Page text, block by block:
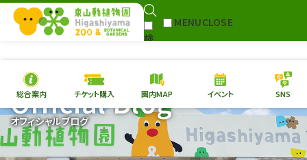
検
MENUCLOSE
本日の開園情報 チケ
園内MAP イベント
総合案内 チケット購入 園内MAP イベント SNS
オフィシャルブログ
Official Blog